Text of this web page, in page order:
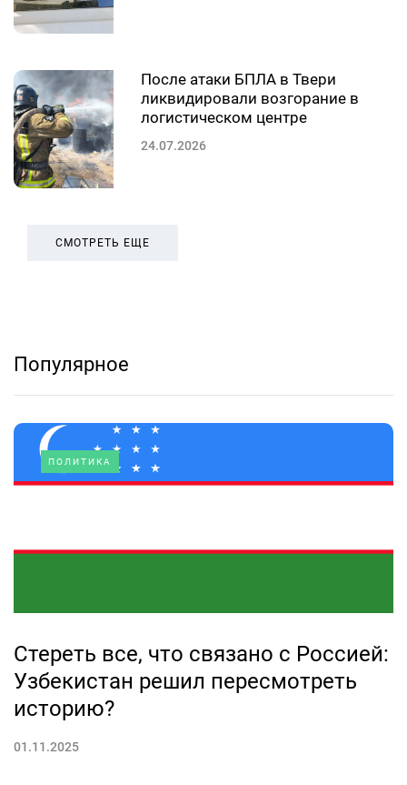
После атаки БПЛА в Твери
ликвидировали возгорание в
логистическом центре
24.07.2026
СМОТРЕТЬ ЕЩЕ
Популярное
ПОЛИТИКА
Стереть все, что связано с Россией:
Узбекистан решил пересмотреть
историю?
01.11.2025